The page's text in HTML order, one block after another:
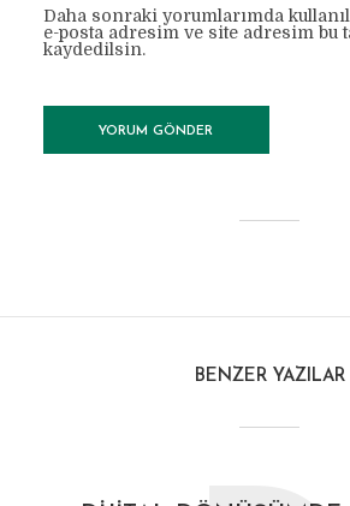
Daha sonraki yorumlarımda
e-posta adresim ve site adresim bu
kaydedilsin.
BENZER YAZILAR